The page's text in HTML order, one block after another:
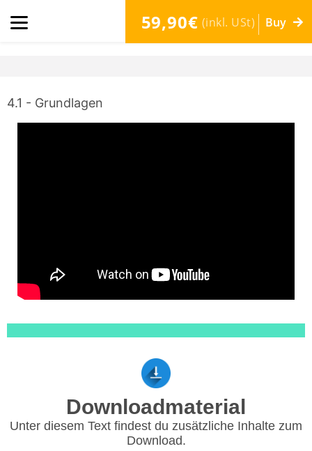
59,90€ (inkl. USt) Buy
4.1 - Grundlagen
Downloadmaterial
Unter diesem Text findest du zusätzliche Inhalte zum
Download.